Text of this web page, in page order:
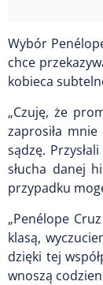
Wybór
chce
kobieca
„Czuję, że
zaprosiła
sądzę.
słucha danej
przypadku
„Penélope
klasą,
dzięki tej
wnoszą